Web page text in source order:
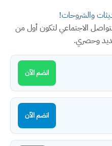
والشروحات!
الاجتماعي لتكون أول من
وحصري.
انضم الآن
انضم الآن